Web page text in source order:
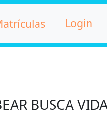
Login
BUSCA